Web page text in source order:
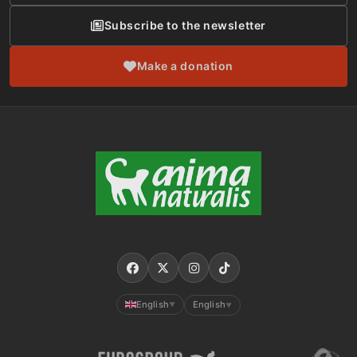
Subscribe to the newsletter
Make a donation
English ▼ English ▼